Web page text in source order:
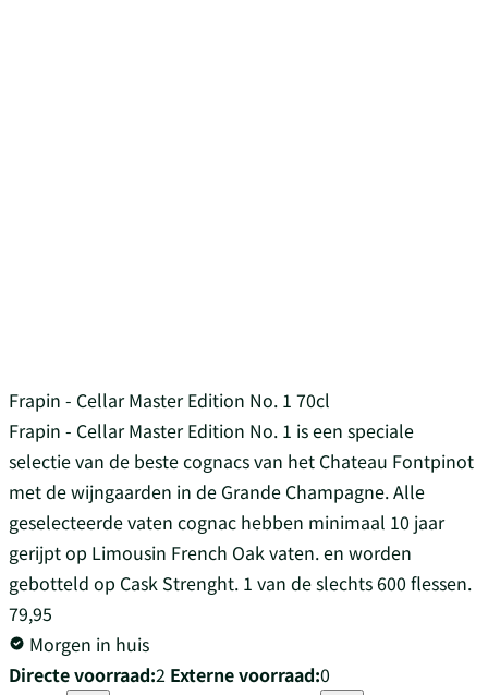
Frapin - Cellar Master Edition No. 1 70cl
Frapin - Cellar Master Edition No. 1 is een speciale
selectie van de beste cognacs van het Chateau Fontpinot
met de wijngaarden in de Grande Champagne. Alle
geselecteerde vaten cognac hebben minimaal 10 jaar
gerijpt op Limousin French Oak vaten. en worden
gebotteld op Cask Strenght. 1 van de slechts 600 flessen.
79,95
Morgen in huis
Directe voorraad:2 Externe voorraad:0